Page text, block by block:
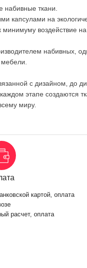
набивные ткани.
на
минимуму воздействие
набивных,
с дизайном, до
этапе создаются
миру.
картой, оплата
расчет, оплата